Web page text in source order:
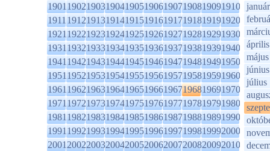
1901190219031904190519061907190819091910
1911191219131914191519161917191819191920
1921192219231924192519261927192819291930
1931193219331934193519361937193819391940
1941194219431944194519461947194819491950
1951195219531954195519561957195819591960
1961196219631964196519661967196819691970
1971197219731974197519761977197819791980
1981198219831984198519861987198819891990
1991199219931994199519961997199819992000
2001200220032004200520062007200820092010
január
április
május
június
július